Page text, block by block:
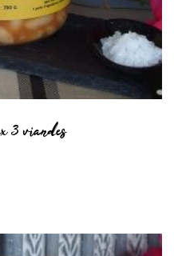
3 viandes